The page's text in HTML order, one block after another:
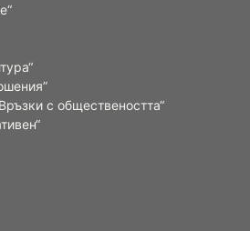
с обществеността“